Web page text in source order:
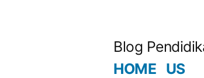
Blog
HOME US